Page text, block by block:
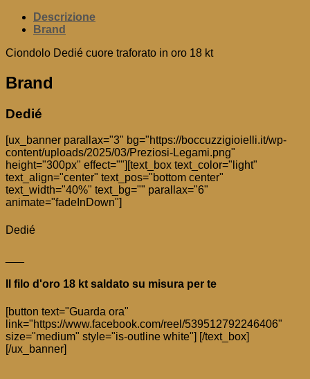
Descrizione
Brand
Ciondolo Dedié cuore traforato in oro 18 kt
Brand
Dedié
[ux_banner parallax="3" bg="https://boccuzzigioielli.it/wp-
content/uploads/2025/03/Preziosi-Legami.png"
height="300px" effect=""][text_box text_color="light"
text_align="center" text_pos="bottom center"
text_width="40%" text_bg="" parallax="6"
animate="fadeInDown"]
Dedié
Il filo d'oro 18 kt saldato su misura per te
[button text="Guarda ora"
link="https://www.facebook.com/reel/539512792246406"
size="medium" style="is-outline white"] [/text_box]
[/ux_banner]